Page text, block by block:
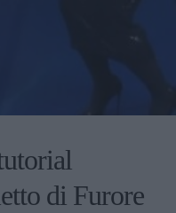
di Furore